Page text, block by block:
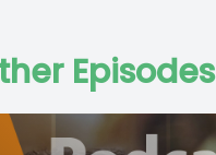
Episodes